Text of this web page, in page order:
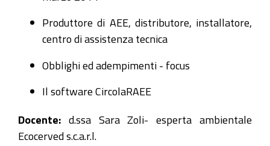
Produttore di AEE, distributore, installatore,
centro di assistenza tecnica
Obblighi ed adempimenti - focus
Il software CircolaRAEE
Docente: d.ssa Sara Zoli- esperta ambientale
Ecocerved s.c.a.r.l.